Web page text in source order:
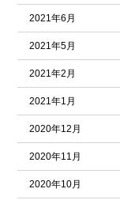
2021年6月
2021年5月
2021年2月
2021年1月
2020年12月
2020年11月
2020年10月